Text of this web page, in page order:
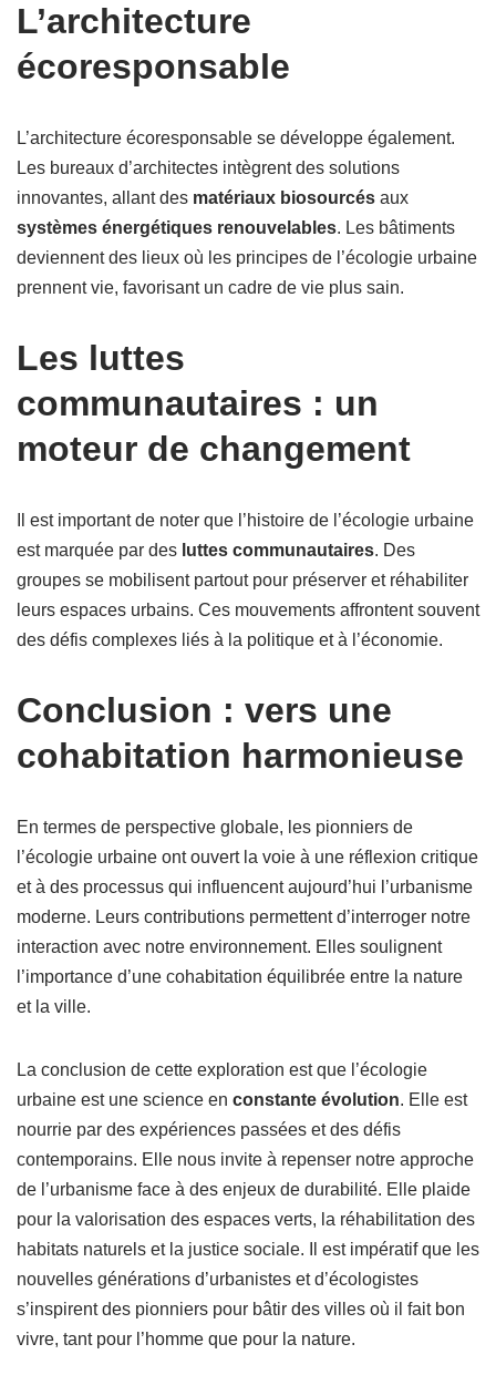
L’architecture
écoresponsable
L’architecture écoresponsable se développe également.
Les bureaux d’architectes intègrent des solutions
innovantes, allant des matériaux biosourcés aux
systèmes énergétiques renouvelables. Les bâtiments
deviennent des lieux où les principes de l’écologie urbaine
prennent vie, favorisant un cadre de vie plus sain.
Les luttes
communautaires : un
moteur de changement
Il est important de noter que l’histoire de l’écologie urbaine
est marquée par des luttes communautaires. Des
groupes se mobilisent partout pour préserver et réhabiliter
leurs espaces urbains. Ces mouvements affrontent souvent
des défis complexes liés à la politique et à l’économie.
Conclusion : vers une
cohabitation harmonieuse
En termes de perspective globale, les pionniers de
l’écologie urbaine ont ouvert la voie à une réflexion critique
et à des processus qui influencent aujourd’hui l’urbanisme
moderne. Leurs contributions permettent d’interroger notre
interaction avec notre environnement. Elles soulignent
l’importance d’une cohabitation équilibrée entre la nature
et la ville.
La conclusion de cette exploration est que l’écologie
urbaine est une science en constante évolution. Elle est
nourrie par des expériences passées et des défis
contemporains. Elle nous invite à repenser notre approche
de l’urbanisme face à des enjeux de durabilité. Elle plaide
pour la valorisation des espaces verts, la réhabilitation des
habitats naturels et la justice sociale. Il est impératif que les
nouvelles générations d’urbanistes et d’écologistes
s’inspirent des pionniers pour bâtir des villes où il fait bon
vivre, tant pour l’homme que pour la nature.